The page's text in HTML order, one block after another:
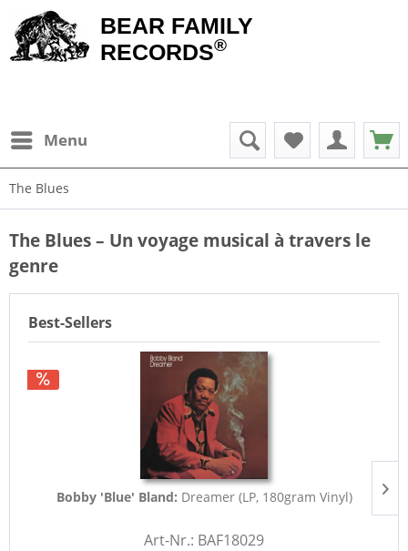
BEAR FAMILY
RECORDS®
Menu
The Blues
The Blues – Un voyage musical à travers le
genre
Best-Sellers
Bobby 'Blue' Bland: Dreamer (LP, 180gram Vinyl)
Art-Nr.: BAF18029